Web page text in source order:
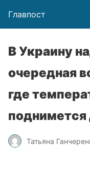
Главпост
В Украину
очередная
где
поднимется
Татьяна